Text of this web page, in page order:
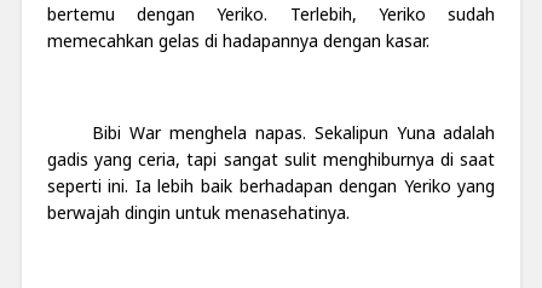
bertemu dengan Yeriko. Terlebih, Yeriko sudah
memecahkan gelas di hadapannya dengan kasar.
Bibi War menghela napas. Sekalipun Yuna adalah
gadis yang ceria, tapi sangat sulit menghiburnya di saat
seperti ini. Ia lebih baik berhadapan dengan Yeriko yang
berwajah dingin untuk menasehatinya.